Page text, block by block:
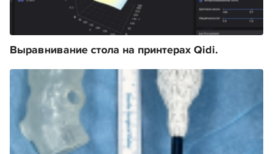
Выравнивание стола на принтерах Qidi.